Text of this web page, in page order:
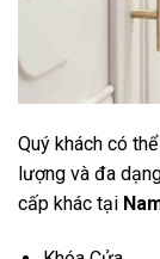
Quý khách có
lượng và đa
cấp khác tại